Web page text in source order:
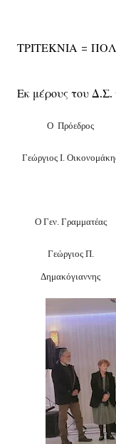
ΤΡΙΤΕΚΝΙΑ =
Εκ μέρους του
Ο Πρόεδρος
Γεώργιος Ι.
Ο Γεν. Γραμματέας
Γεώργιος Π.
Δημακόγιαννης